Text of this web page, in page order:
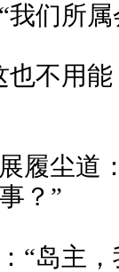
们所属
不用
履尘道
？”
“岛主